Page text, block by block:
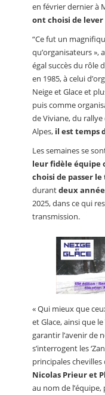
en février dernier à
ont choisi de lever
“Ce fut un
qu’organisateurs »,
égal succès du rôle
en 1985, à celui
Neige et Glace et
puis comme
de Viviane, du
Alpes, il est temps
Les semaines se
leur fidèle équipe
choisi de passer
durantdeux
2025, dans ce qui
transmission.
« Qui mieux que
et Glace, ainsi que
garantir l’avenir de
s’interrogent les
principales
Nicolas Prieur et
au nom de